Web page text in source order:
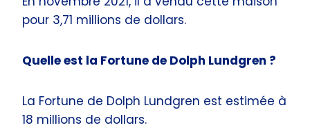
pour 3,71 millions de dollars.
Quelle est la Fortune de Dolph Lundgren ?
La Fortune de Dolph Lundgren est estimée à
18 millions de dollars.